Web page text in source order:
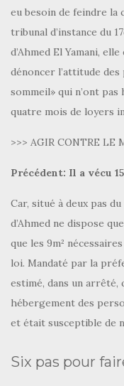
eu besoin de feindre la
tribunal d’instance du
d’Ahmed El Yamani,
dénoncer l’attitude
sommeil» qui n’ont
quatre mois de loyers
>>> AGIR CONTRE LE
Précédent: Il a vécu
Car, situé à deux pas
d’Ahmed ne dispose
que les 9m²
loi. Mandaté par la
estimé, dans un arrêté,
hébergement des
et était susceptible de
Six pas pour